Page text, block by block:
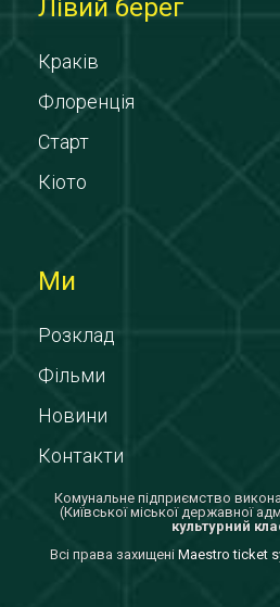
Лівий берег
Краків
Флоренція
Старт
Кіото
Ми
Розклад
Фільми
Новини
Контакти
Комунальне підприємство
(Київської міської державної
культурний
Всi права захищенi Maestro ticket